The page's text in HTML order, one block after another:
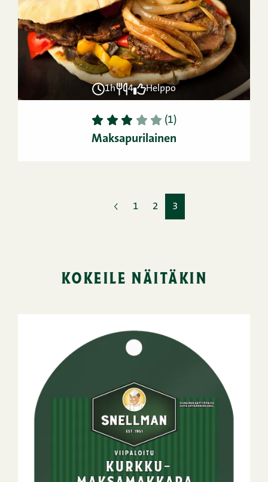
1h 4 Helppo
1 2 3 4 5 (1)
Maksapurilainen
1 2 3
kokeile näitäkin